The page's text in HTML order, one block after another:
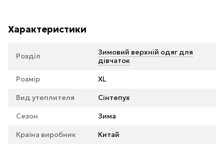
Характеристики
Розділ
Зимовий верхній одяг для
дівчаток
Розмір XL
Вид утеплителя Сінтепух
Сезон Зима
Країна виробник Китай